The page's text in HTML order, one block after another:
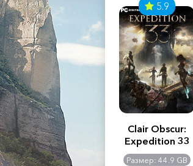
2:
-
GB
Assassin's Creed
Shadows
Размер: 117 GB
5.9
Clair Obscur:
Expedition 33
Размер: 44.9 GB